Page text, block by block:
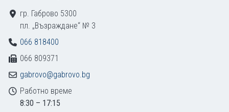
гр. Габрово 5300
пл. „Възраждане“ № 3
066 818400
066 809371
gabrovo@gabrovo.bg
Работно време
8:30 – 17:15